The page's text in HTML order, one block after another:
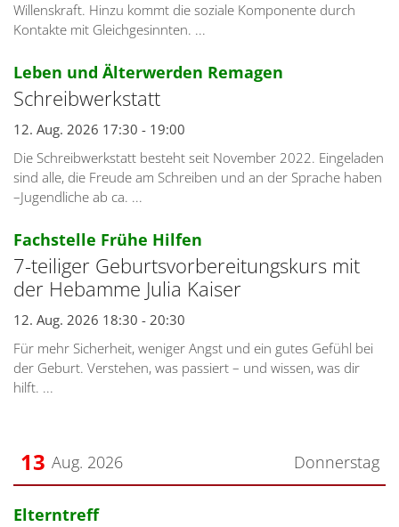
Willenskraft. Hinzu kommt die soziale Komponente durch
Kontakte mit Gleichgesinnten. ...
Leben und Älterwerden Remagen
Schreibwerkstatt
12. Aug. 2026 17:30 - 19:00
Die Schreibwerkstatt besteht seit November 2022. Eingeladen
sind alle, die Freude am Schreiben und an der Sprache haben
–Jugendliche ab ca. ...
Fachstelle Frühe Hilfen
7-teiliger Geburtsvorbereitungskurs mit
der Hebamme Julia Kaiser
12. Aug. 2026 18:30 - 20:30
Für mehr Sicherheit, weniger Angst und ein gutes Gefühl bei
der Geburt. Verstehen, was passiert – und wissen, was dir
hilft. ...
Donnerstag
13 Aug. 2026
Datum: 13. August 2026
Elterntreff: